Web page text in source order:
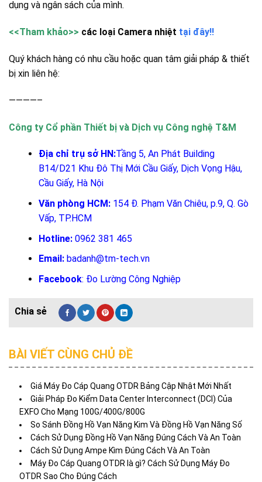
dụng và ngân sách của mình.
<<Tham khảo>> các loại Camera nhiệt tại đây!!
Quý khách hàng có nhu cầu hoặc quan tâm giải pháp & thiết
bị xin liên hệ:
————–
Công ty Cổ phần Thiết bị và Dịch vụ Công nghệ T&M
Địa chỉ trụ sở HN:Tầng 5, An Phát Building
B14/D21 Khu Đô Thị Mới Cầu Giấy, Dịch Vọng Hậu,
Cầu Giấy, Hà Nội
Văn phòng HCM:154 Đ. Phạm Văn Chiêu, p.9, Q. Gò
Vấp, TP.HCM
Hotline: 0962 381 465
Email: badanh@tm-tech.vn
Facebook: Đo Lường Công Nghiệp
BÀI VIẾT CÙNG CHỦ ĐỀ
Giá Máy Đo Cáp Quang OTDR Bảng Cập Nhật Mới Nhất
Giải Pháp Đo Kiểm Data Center Interconnect (DCI) Của
EXFO Cho Mạng 100G/400G/800G
So Sánh Đồng Hồ Vạn Năng Kim Và Đồng Hồ Vạn Năng Số
Cách Sử Dụng Đồng Hồ Vạn Năng Đúng Cách Và An Toàn
Cách Sử Dụng Ampe Kìm Đúng Cách Và An Toàn
Máy Đo Cáp Quang OTDR là gì? Cách Sử Dụng Máy Đo
OTDR Sao Cho Đúng Cách